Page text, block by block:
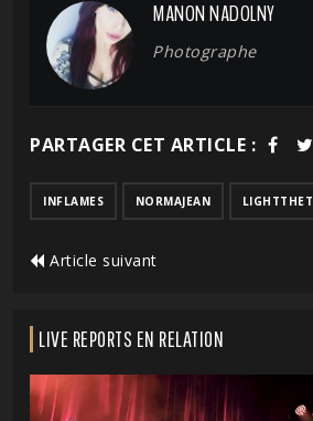
MANON NADOLNY
Photographe
PARTAGER CET ARTICLE :
INFLAMES NORMAJEAN
Article suivant
LIVE REPORTS EN RELATION